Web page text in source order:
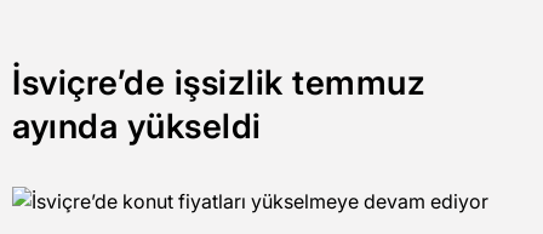
İsviçre’de işsizlik temmuz
ayında yükseldi